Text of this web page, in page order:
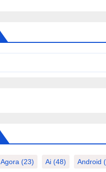
Agora (23) Ai (48) Android